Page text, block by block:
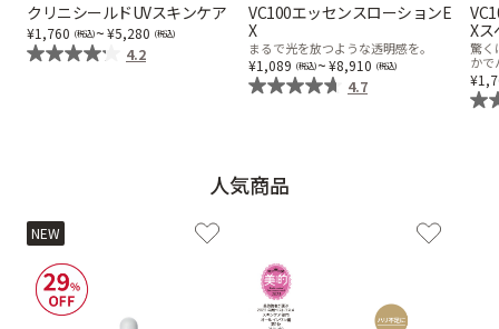
乾燥
ゆるみ・ハリ
敏感・肌あれ
お悩みから探す TOP
クリニシールドUVスキンケア
1,760 ~ 5,280
4.2
VC100エッセンスローションE
X
まるで光を放つような透明感を。
1,089 ~ 8,910
4.7
Xス
驚く
かで
人気商品
NEW